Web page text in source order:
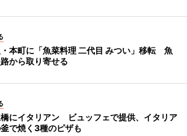
本町に「魚菜料理 二代目 みつい」移転 魚
から取り寄せる
にイタリアン ビュッフェで提供、イタリア
で焼く3種のピザも